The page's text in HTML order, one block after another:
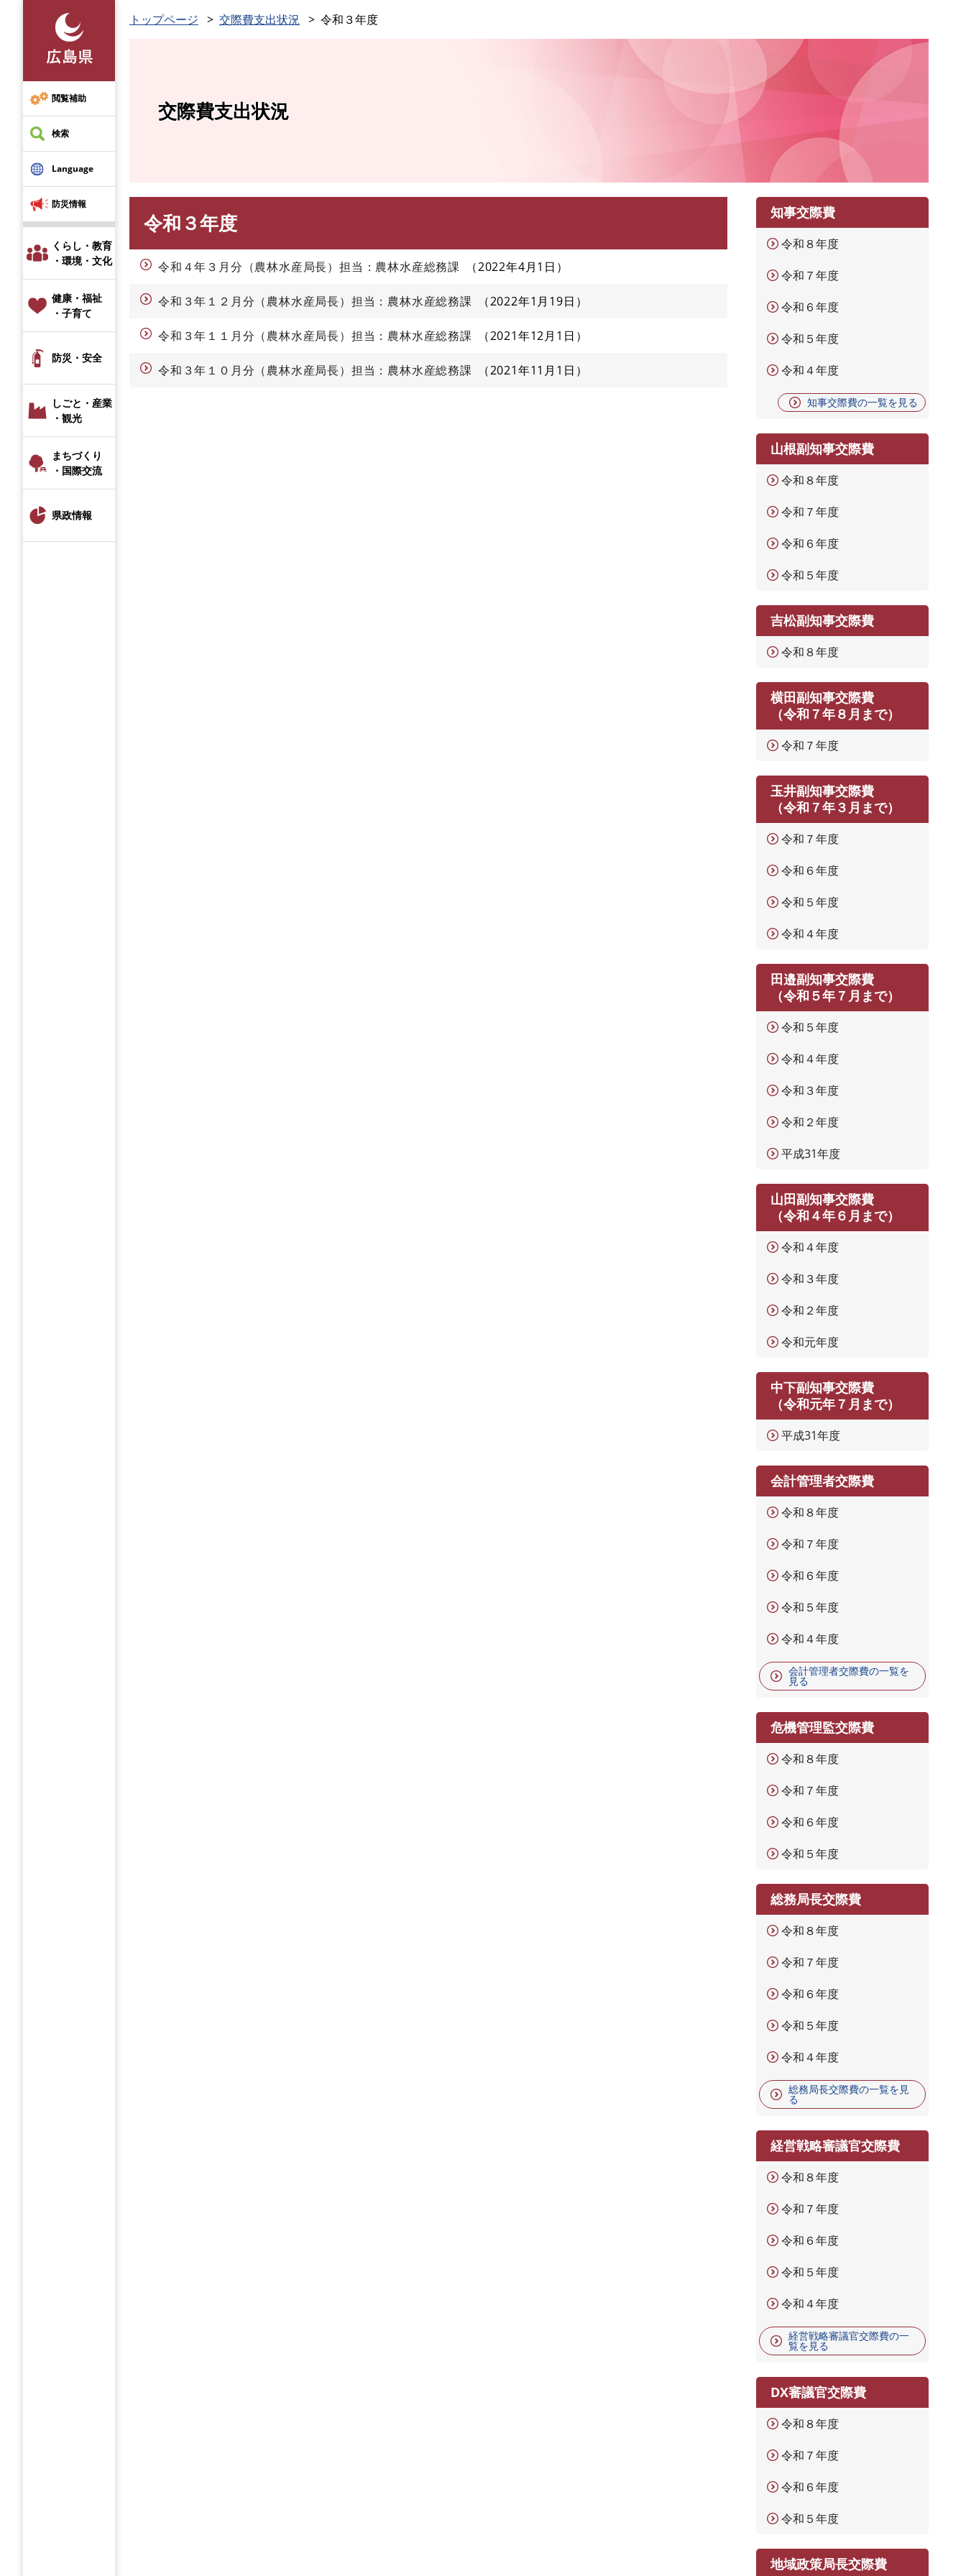
先
頭
で
す
閲覧補助
検索
Language
防災情報
くらし・教育
・環境・文化
健康・福祉
・子育て
防災・安全
しごと・産業
・観光
まちづくり
・国際交流
県政情報
トップページ 交際費支出状況 令和３年度
交際費支出状況
令和３年度
令和４年３月分（農林水産局長）担当：農林水産総務課 2022年4月1日
令和３年１２月分（農林水産局長）担当：農林水産総務課 2022年1月19日
令和３年１１月分（農林水産局長）担当：農林水産総務課 2021年12月1日
令和３年１０月分（農林水産局長）担当：農林水産総務課 2021年11月1日
知事交際費
令和８年度
令和７年度
令和６年度
令和５年度
令和４年度
知事交際費の一覧を見る
山根副知事交際費
令和８年度
令和７年度
令和６年度
令和５年度
吉松副知事交際費
令和８年度
横田副知事交際費
（令和７年８月まで）
令和７年度
玉井副知事交際費
（令和７年３月まで）
令和７年度
令和６年度
令和５年度
令和４年度
田邉副知事交際費
（令和５年７月まで）
令和５年度
令和４年度
令和３年度
令和２年度
平成31年度
山田副知事交際費
（令和４年６月まで）
令和４年度
令和３年度
令和２年度
令和元年度
中下副知事交際費
（令和元年７月まで）
平成31年度
会計管理者交際費
令和８年度
令和７年度
令和６年度
令和５年度
令和４年度
会計管理者交際費の一覧を
見る
危機管理監交際費
令和８年度
令和７年度
令和６年度
令和５年度
総務局長交際費
令和８年度
令和７年度
令和６年度
令和５年度
令和４年度
総務局長交際費の一覧を見
る
経営戦略審議官交際費
令和８年度
令和７年度
令和６年度
令和５年度
令和４年度
経営戦略審議官交際費の一
覧を見る
DX審議官交際費
令和８年度
令和７年度
令和６年度
令和５年度
地域政策局長交際費